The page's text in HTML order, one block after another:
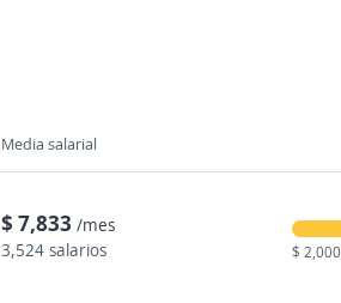
Media salarial
$ 7,833 /mes
3,524 salarios
$ 2,000